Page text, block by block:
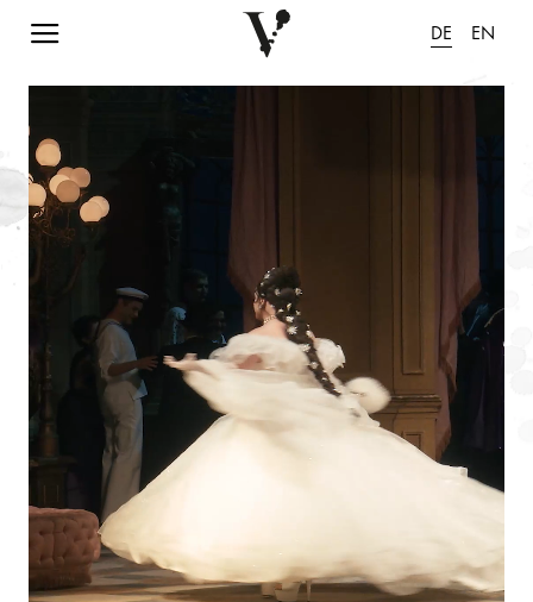
Navigation einblenden DE EN
Animation pausieren